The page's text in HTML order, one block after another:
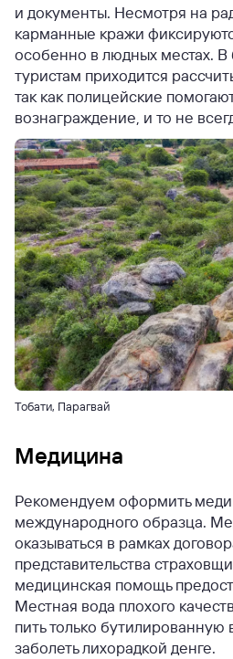
и документы. Несмотря на
карманные кражи
особенно в людных местах. В
туристам приходится
так как полицейские
вознаграждение, и то не
Тобати, Парагвай
Медицина
Рекомендуем оформить
международного образца.
оказываться в рамках
представительства
медицинская помощь
Местная вода плохого
пить только бутилированную
заболеть лихорадкой денге.